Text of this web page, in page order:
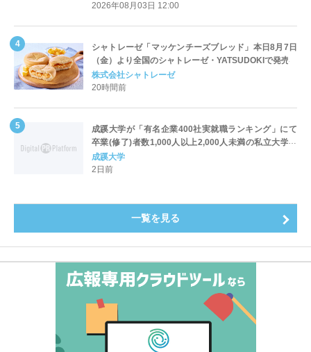
2026年08月03日 12:00
シャトレーゼ「マッケンチーズブレッド」本日8月7日
（金）より全国のシャトレーゼ・YATSUDOKIで発売
株式会社シャトレーゼ
20時間前
成蹊大学が「有名企業400社実就職ランキング」にて
卒業(修了)者数1,000人以上2,000人未満の私立大学で
全国第1位を獲得！～実就職率は26.5%（前年比＋
4.3pt）に伸長、東京の私立大学でも10位にランクイン
成蹊大学
2日前
一覧を見る